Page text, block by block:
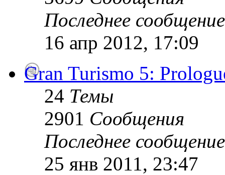
Последнее сообщение
16 апр 2012, 17:09
Gran Turismo 5:
24 Темы
2901 Сообщения
Последнее сообщение
25 янв 2011, 23:47